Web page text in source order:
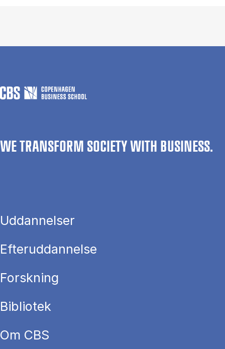
WE TRANSFORM SOCIETY WITH BUSINESS.
Uddannelser
Efteruddannelse
Forskning
Bibliotek
Om CBS